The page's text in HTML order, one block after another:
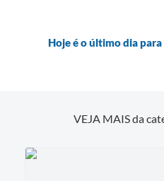
Hoje é o último dia
VEJA MAIS da